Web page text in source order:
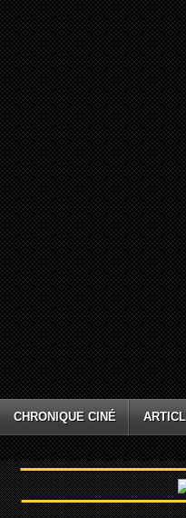
CHRONIQUE CINÉ